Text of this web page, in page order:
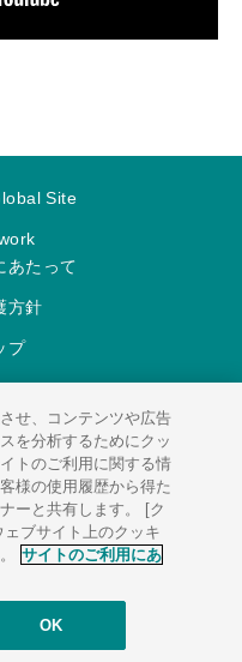
Site
あたって
方針
プ
Engineering Corporation.
せ、コンテンツや広告
を分析するためにクッ
トのご利用に関する情
様の使用履歴から得た
ーと共有します。 [ク
ブサイト上のクッキ
サイトのご利用にあ
OK